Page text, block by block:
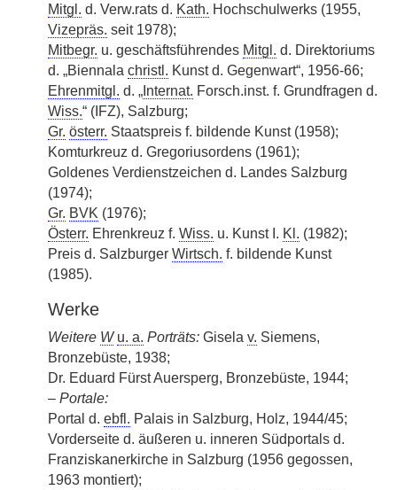
Mitgl. d. Verw.rats d. Kath. Hochschulwerks (1955,
Vizepräs. seit 1978);
Mitbegr. u. geschäftsführendes Mitgl. d. Direktoriums
d. „Biennala christl. Kunst d. Gegenwart“, 1956-66;
Ehrenmitgl. d. „ Internat. Forsch.inst. f. Grundfragen d.
Wiss.“ (IFZ), Salzburg;
Gr. österr. Staatspreis f. bildende Kunst (1958);
Komturkreuz d. Gregoriusordens (1961);
Goldenes Verdienstzeichen d. Landes Salzburg
(1974);
Gr. BVK (1976);
Österr. Ehrenkreuz f. Wiss. u. Kunst I. Kl. (1982);
Preis d. Salzburger Wirtsch. f. bildende Kunst
(1985).
Werke
Weitere W u. a. Porträts: Gisela v. Siemens,
Bronzebüste, 1938;
Dr. Eduard Fürst Auersperg, Bronzebüste, 1944;
– Portale:
Portal d. ebfl. Palais in Salzburg, Holz, 1944/45;
Vorderseite d. äußeren u. inneren Südportals d.
Franziskanerkirche in Salzburg (1956 gegossen,
1963 montiert);